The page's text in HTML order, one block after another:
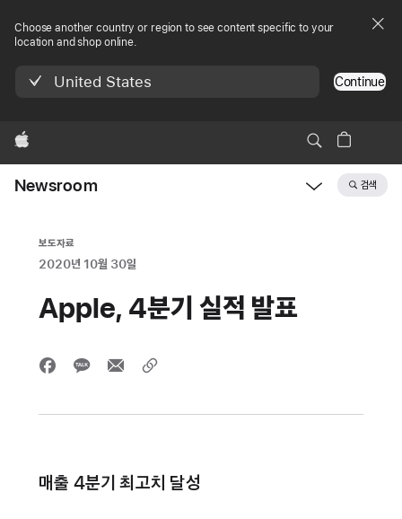
Choose another country or region to see content specific to your
location and shop online.
United States Continue
Apple
Newsroom 검색
보도자료
2020년 10월 30일
Apple, 4분기 실적 발표
매출 4분기 최고치 달성